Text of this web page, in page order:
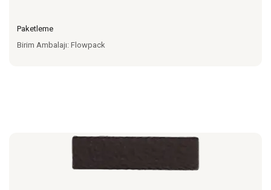
Paketleme
Birim Ambalajı: Flowpack